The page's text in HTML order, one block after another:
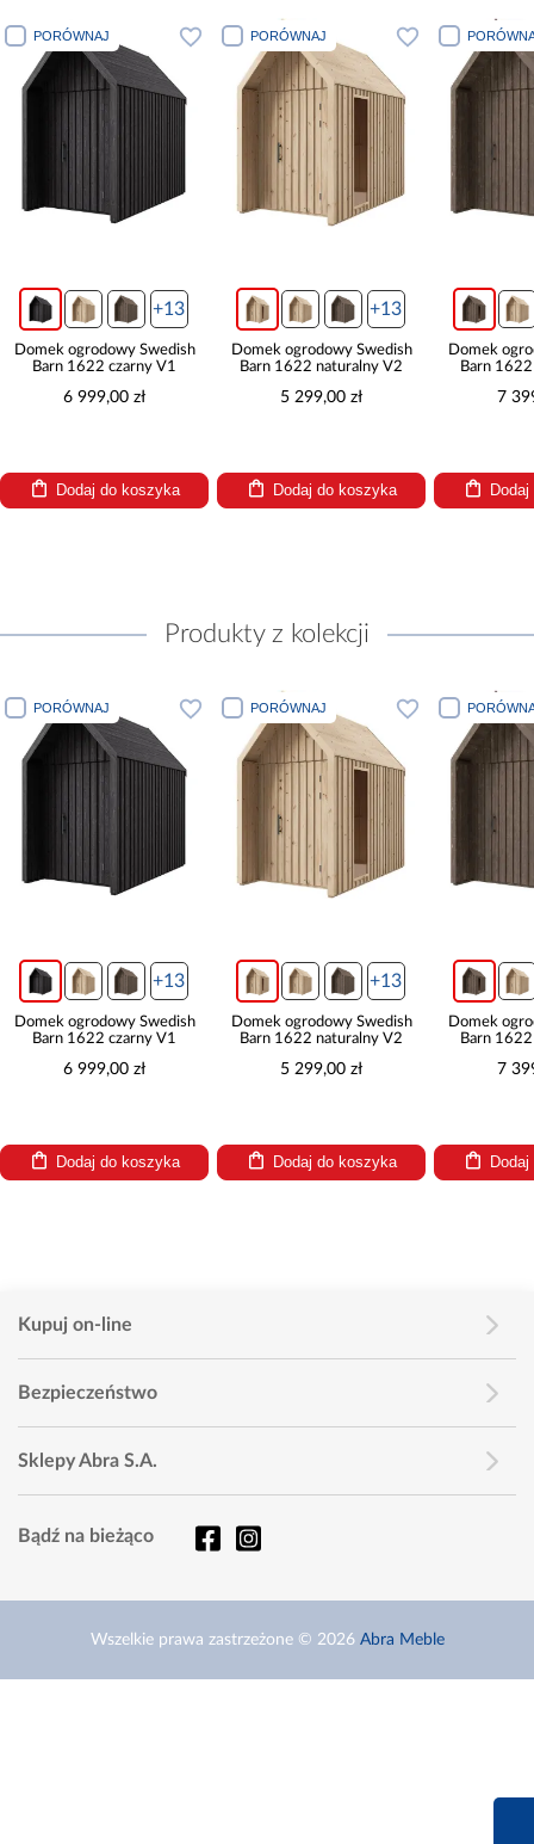
PORÓWNAJ
+13
Domek ogrodowy Swedish
Barn 1622 czarny V1
6 999,00 zł
Dodaj do koszyka
PORÓWNAJ
+13
Domek ogrodowy Swedish
Barn 1622 naturalny V2
5 299,00 zł
Dodaj do koszyka
Domek
Barn
7
Produkty z kolekcji
PORÓWNAJ
+13
Domek ogrodowy Swedish
Barn 1622 czarny V1
6 999,00 zł
Dodaj do koszyka
PORÓWNAJ
+13
Domek ogrodowy Swedish
Barn 1622 naturalny V2
5 299,00 zł
Dodaj do koszyka
Domek
Barn
7
Kupuj on-line
Bezpieczeństwo
Sklepy Abra S.A.
Bądź na bieżąco
Wszelkie prawa zastrzeżone © 2026 Abra Meble